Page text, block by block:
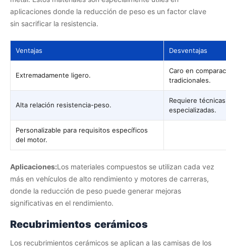
aplicaciones donde la reducción de peso es un factor clave
sin sacrificar la resistencia.
Ventajas Desventajas
Extremadamente ligero.
Caro en
tradicionales.
Alta relación resistencia-peso.
Requiere
especializadas.
Personalizable para requisitos específicos
del motor.
Aplicaciones:Los materiales compuestos se utilizan cada vez
más en vehículos de alto rendimiento y motores de carreras,
donde la reducción de peso puede generar mejoras
significativas en el rendimiento.
Recubrimientos cerámicos
Los recubrimientos cerámicos se aplican a las camisas de los